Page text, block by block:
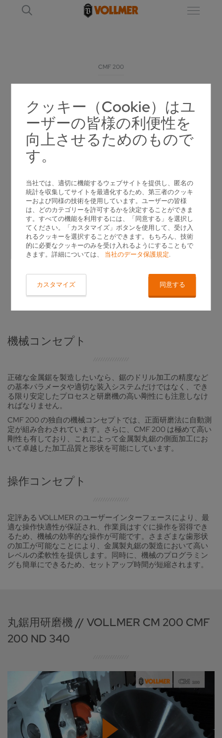
クッキー（Cookie）はユ
ーザーの皆様の利便性を
向上させるためのもので
す。
当社では、適切に機能するウェブサイトを提供し、匿名の
統計を収集してサイトを最適化するため、第三者のクッキ
ーおよび同様の技術を使用しています。ユーザーの皆様
は、どのカテゴリーを許可するかを決定することができま
す。すべての機能を利用するには、「同意する」を選択し
てください。「カスタマイズ」ボタンを使用して、受け入
れるクッキーを選択することができます。もちろん、技術
的に必要なクッキーのみを受け入れるようにすることもで
きます。詳細については、 当社のデータ保護規定.
カスタマイズ 同意する
CMF 200
CMF 200
超硬チップソーの歯側面を加工するための研
磨機
機械コンセプト
正確な金属鋸を製造したいなら、鋸のドリル加工の精度など
の基本パラメータや適切な装入システムだけではなく、でき
る限り安定したプロセスと研磨機の高い剛性にも注意しなけ
ればなりません。
CMF 200 の独自の機械コンセプトでは、正面研磨法に自動測
定が組み合わされています。さらに、CMF 200 は極めて高い
剛性も有しており、これによって金属製丸鋸の側面加工にお
いて卓越した加工品質と形状を可能にしています。
操作コンセプト
定評ある VOLLMER のユーザーインターフェースにより、最
適な操作快適性が保証され、作業員はすぐに操作を習得でき
るため、機械の効率的な操作が可能です。さまざまな歯形状
の加工が可能なことにより、金属製丸鋸の製造において高い
レベルの柔軟性を提供します。同時に、機械のプログラミン
グも簡単にできるため、セットアップ時間が短縮されます。
丸鋸用研磨機 // VOLLMER CM 200 CMF
200 ND 340